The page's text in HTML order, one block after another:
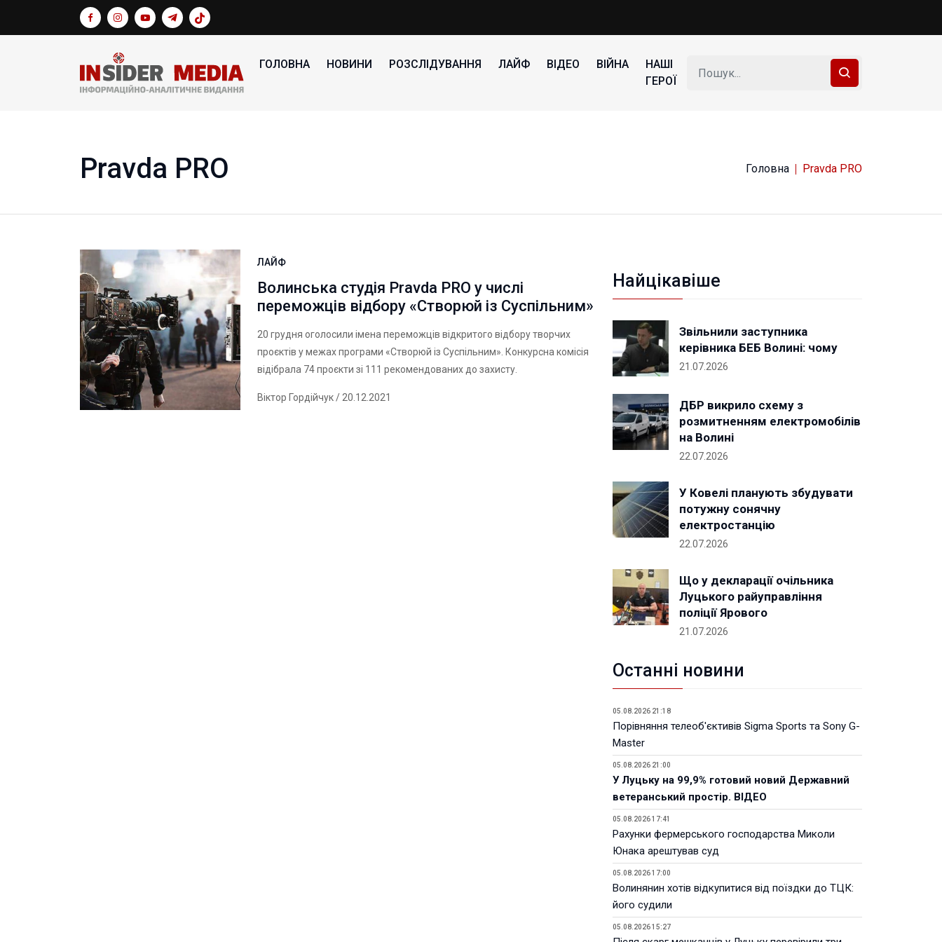
ГОЛОВНА НОВИНИ РОЗСЛІДУВАННЯ ЛАЙФ ВІДЕО ВІЙНА
НАШІ
ГЕРОЇ
Pravda PRO Головна Pravda PRO
ЛАЙФ
Волинська студія Pravda PRO у числі
переможців відбору «Створюй із Суспільним»
20 грудня оголосили імена переможців відкритого відбору творчих
проєктів у межах програми «Створюй із Суспільним». Конкурсна комісія
відібрала 74 проєкти зі 111 рекомендованих до захисту.
Віктор Гордійчук/ 20.12.2021
Найцікавіше
Звільнили заступника
керівника БЕБ Волині: чому
21.07.2026
ДБР викрило схему з
розмитненням електромобілів
на Волині
22.07.2026
У Ковелі планують збудувати
потужну сонячну
електростанцію
22.07.2026
Що у декларації очільника
Луцького райуправління
поліції Ярового
21.07.2026
Останні новини
05.08.2026 21:18
Порівняння телеоб'єктивів Sigma Sports та Sony G-
Master
05.08.2026 21:00
У Луцьку на 99,9% готовий новий Державний
ветеранський простір. ВІДЕО
05.08.2026 17:41
Рахунки фермерського господарства Миколи
Юнака арештував суд
05.08.2026 17:00
Волинянин хотів відкупитися від поїздки до ТЦК:
його судили
05.08.2026 15:27